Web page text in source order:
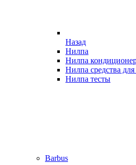
Назад
Нилпа
Нилпа
Нилпа средства
Нилпа тесты
Barbus